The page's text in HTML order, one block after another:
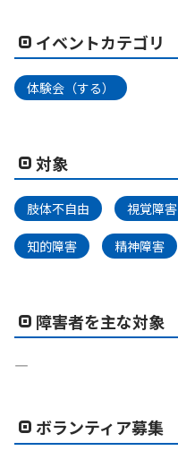
イベントカテゴリ
体験会（する）
対象
肢体不自由 視覚障害
知的障害 精神障害
障害者を主な対象
―
ボランティア募集